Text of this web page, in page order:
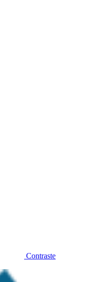
Contraste